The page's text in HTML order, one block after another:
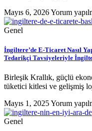
Mayıs 6, 2026Yorum
Genel
İngiltere’de E-Ticaret Nasıl
Tedarikçi Tavsiyeleriyle
Birleşik Krallık, güçlü
tüketici kitlesi ve gelişmiş
Mayıs 1, 2025Yorum
Genel